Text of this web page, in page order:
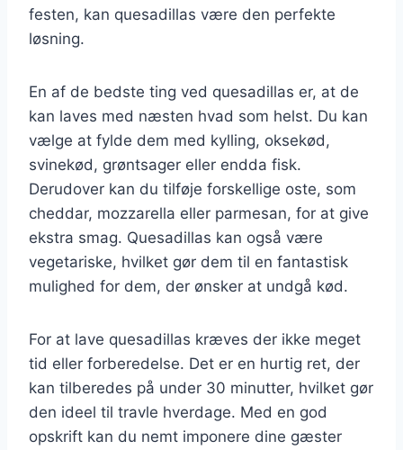
festen, kan quesadillas være den perfekte
løsning.
En af de bedste ting ved quesadillas er, at de
kan laves med næsten hvad som helst. Du kan
vælge at fylde dem med kylling, oksekød,
svinekød, grøntsager eller endda fisk.
Derudover kan du tilføje forskellige oste, som
cheddar, mozzarella eller parmesan, for at give
ekstra smag. Quesadillas kan også være
vegetariske, hvilket gør dem til en fantastisk
mulighed for dem, der ønsker at undgå kød.
For at lave quesadillas kræves der ikke meget
tid eller forberedelse. Det er en hurtig ret, der
kan tilberedes på under 30 minutter, hvilket gør
den ideel til travle hverdage. Med en god
opskrift kan du nemt imponere dine gæster